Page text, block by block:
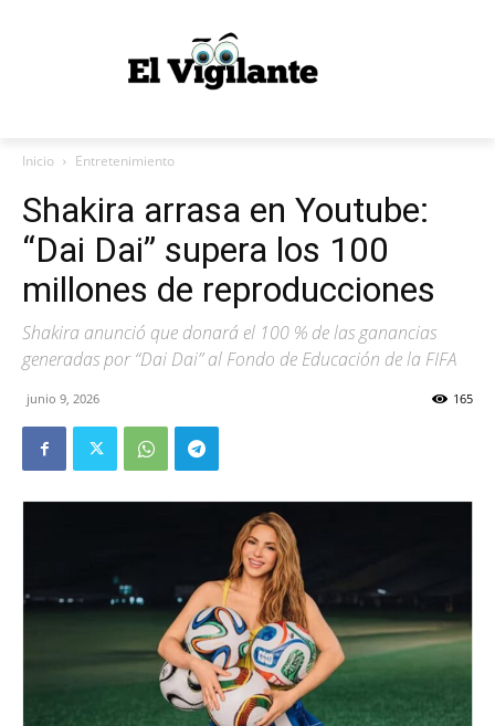
Inicio Entretenimiento
Shakira arrasa en Youtube:
“Dai Dai” supera los 100
millones de reproducciones
Shakira anunció que donará el 100 % de las ganancias
generadas por “Dai Dai” al Fondo de Educación de la FIFA
junio 9, 2026 165